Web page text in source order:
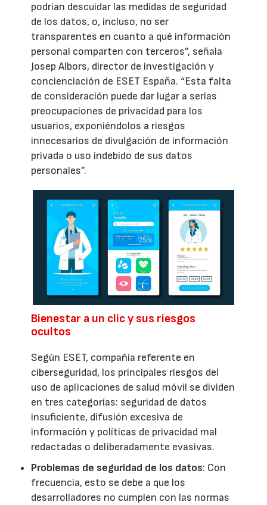
podrían descuidar las medidas de seguridad
de los datos, o, incluso, no ser
transparentes en cuanto a qué información
personal comparten con terceros”, señala
Josep Albors, director de investigación y
concienciación de ESET España. “Esta falta
de consideración puede dar lugar a serias
preocupaciones de privacidad para los
usuarios, exponiéndolos a riesgos
innecesarios de divulgación de información
privada o uso indebido de sus datos
personales”.
Bienestar a un clic y sus riesgos
ocultos
Según ESET, compañía referente en
ciberseguridad, los principales riesgos del
uso de aplicaciones de salud móvil se dividen
en tres categorías: seguridad de datos
insuficiente, difusión excesiva de
información y políticas de privacidad mal
redactadas o deliberadamente evasivas.
Problemas de seguridad de los datos: Con
frecuencia, esto se debe a que los
desarrolladores no cumplen con las normas